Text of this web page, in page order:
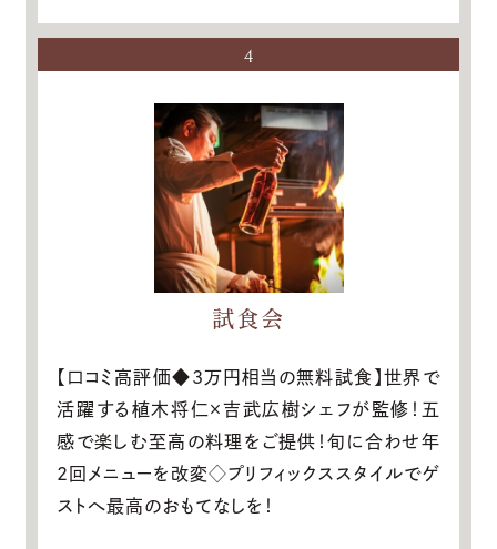
4
試食会
【口コミ高評価◆3万円相当の無料試食】世界で
活躍する植木将仁×吉武広樹シェフが監修！五
感で楽しむ至高の料理をご提供！旬に合わせ年
2回メニューを改変◇プリフィックススタイルでゲ
ストへ最高のおもてなしを！